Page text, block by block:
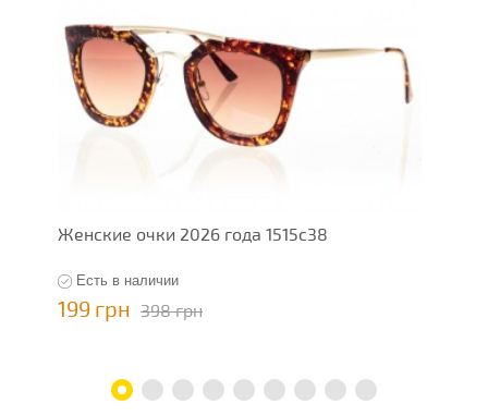
Женские очки 2026 года 1515c38
Есть в наличии
199 грн 398 грн